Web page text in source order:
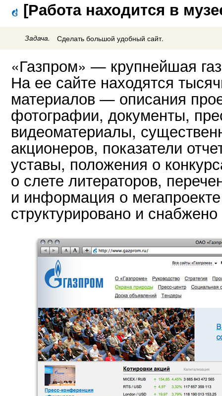
[Работа находится в
Задача. Сделать большой удобный сайт.
«Газпром» — крупнейшая
На ее сайте находятся
материалов — описания
фотографии, документы,
видеоматериалы,
акционеров, показатели
уставы, положения о
о слете литераторов,
и информация о
структурировано и